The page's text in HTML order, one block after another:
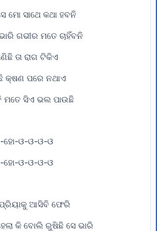
ମୋ ସାଥେ କଥା ହବନି
ଭାରି ଗଭୀର ମତେ ଚାହିଁବନି
ତା ରାଗ ଟିକିଏ
କ୍ଷଣ ପରେ ନଥାଏ
ମତେ ସିଏ ଭଲ ପାଉଛି
ହୋ-ଓ-ଓ-ଓ-ଓ
ହୋ-ଓ-ଓ-ଓ-ଓ
ଆସିବି ଫେରି
କି ବୋଲି ରୁଷିଛି ସେ ଭାରି